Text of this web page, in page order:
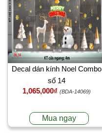
Decal dán kính Noel Combo
số 14
1,065,000₫ (BDA-14069)
Mua ngay